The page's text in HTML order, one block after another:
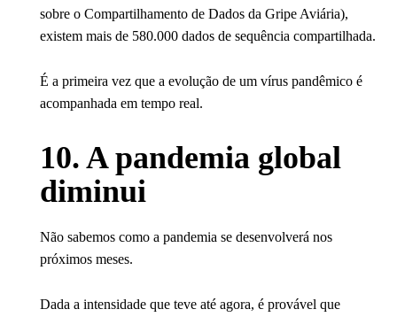
sobre o Compartilhamento de Dados da Gripe Aviária),
existem mais de 580.000 dados de sequência compartilhada.
É a primeira vez que a evolução de um vírus pandêmico é
acompanhada em tempo real.
10. A pandemia global
diminui
Não sabemos como a pandemia se desenvolverá nos
próximos meses.
Dada a intensidade que teve até agora, é provável que